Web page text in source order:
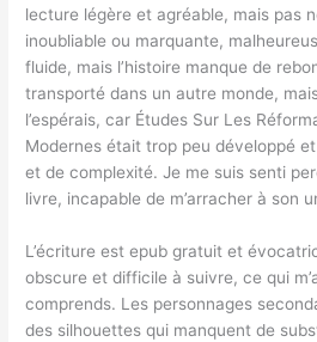
lecture légère et agréable, mais pas
inoubliable ou marquante,
fluide, mais l’histoire manque de
transporté dans un autre monde,
l’espérais, car Études Sur Les
Modernes était trop peu développé
et de complexité. Je me suis senti
livre, incapable de m’arracher à son
L’écriture est epub gratuit et
obscure et difficile à suivre, ce qui
comprends. Les personnages
des silhouettes qui manquent de